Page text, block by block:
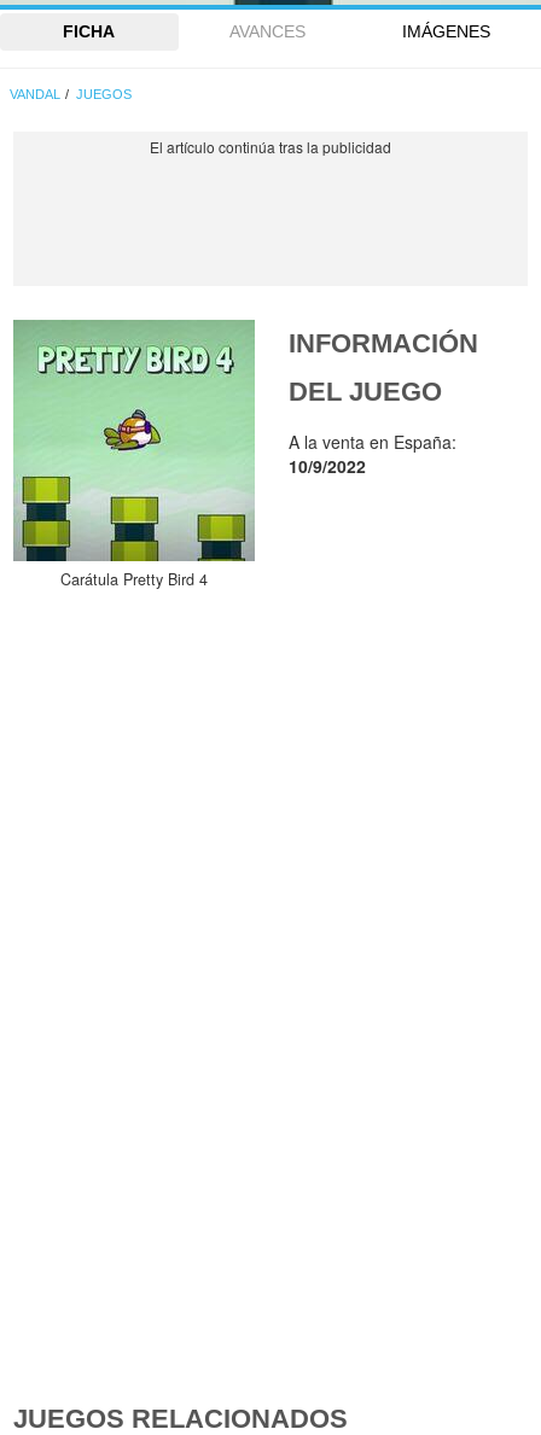
FICHA AVANCES IMÁGENES
VANDAL JUEGOS
Carátula Pretty Bird 4
INFORMACIÓN
DEL JUEGO
A la venta en España:
10/9/2022
JUEGOS RELACIONADOS